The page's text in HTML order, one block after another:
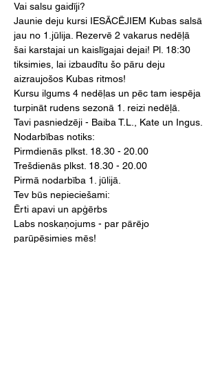
Vai salsu gaidīji?
Jaunie deju kursi IESĀCĒJIEM Kubas salsā
jau no 1.jūlija. Rezervē 2 vakarus nedēļā
šai karstajai un kaislīgajai dejai! Pl. 18:30
tiksimies, lai izbaudītu šo pāru deju
aizraujošos Kubas ritmos!
Kursu ilgums 4 nedēļas un pēc tam iespēja
turpināt rudens sezonā 1. reizi nedēļā.
Tavi pasniedzēji - Baiba T.L., Kate un Ingus.
Nodarbības notiks:
Pirmdienās plkst. 18.30 - 20.00
Trešdienās plkst. 18.30 - 20.00
Pirmā nodarbība 1. jūlijā.
Tev būs nepieciešami:
Ērti apavi un apģērbs
Labs noskaņojums - par pārējo
parūpēsimies mēs!